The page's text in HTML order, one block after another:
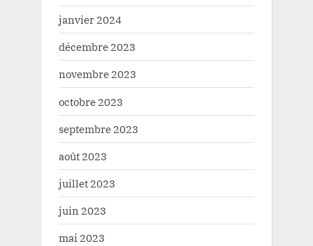
janvier 2024
décembre 2023
novembre 2023
octobre 2023
septembre 2023
août 2023
juillet 2023
juin 2023
mai 2023